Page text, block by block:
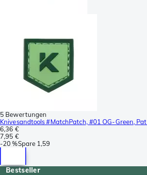
5 Bewertungen
Knivesandtools #MatchPatch, #01 OG-Green,
6,36 €
7,95 €
-20 %Spare 1,59
Bestseller